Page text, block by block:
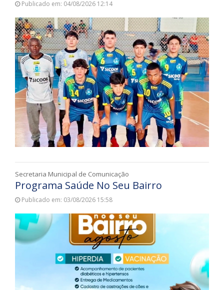
Publicado em: 04/08/2026 12:14
Secretaria Municipal de Comunicação
Programa Saúde No Seu Bairro
Publicado em: 03/08/2026 15:58